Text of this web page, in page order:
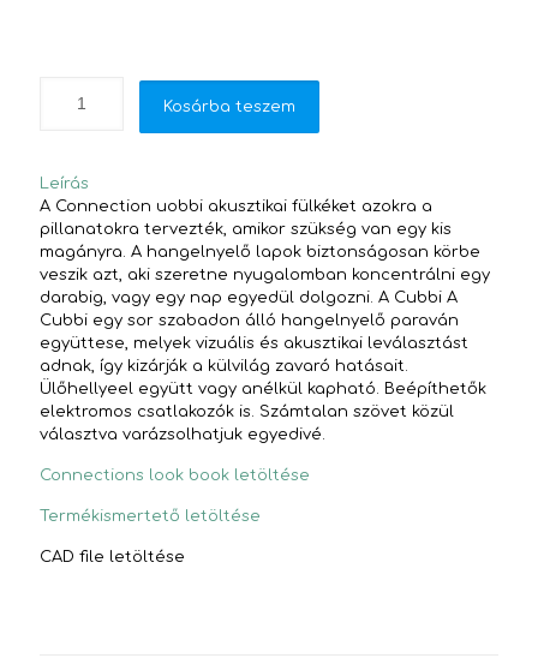
Kosárba teszem
Leírás
A Connection uobbi akusztikai fülkéket azokra a
pillanatokra tervezték, amikor szükség van egy kis
magányra. A hangelnyelő lapok biztonságosan körbe
veszik azt, aki szeretne nyugalomban koncentrálni egy
darabig, vagy egy nap egyedül dolgozni. A Cubbi A
Cubbi egy sor szabadon álló hangelnyelő paraván
együttese, melyek vizuális és akusztikai leválasztást
adnak, így kizárják a külvilág zavaró hatásait.
Ülőhellyeel együtt vagy anélkül kapható. Beépíthetők
elektromos csatlakozók is. Számtalan szövet közül
választva varázsolhatjuk egyedivé.
Connections look book letöltése
Termékismertető letöltése
CAD file letöltése